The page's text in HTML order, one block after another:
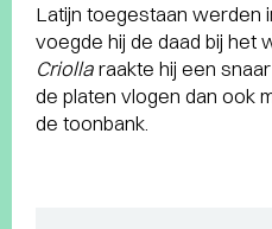
Latijn toegestaan werden
voegde hij de daad bij het
Criollaraakte hij een
de platen vlogen dan ook
de toonbank.